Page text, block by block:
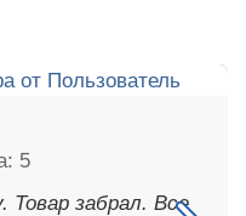
Товар забрал. Все